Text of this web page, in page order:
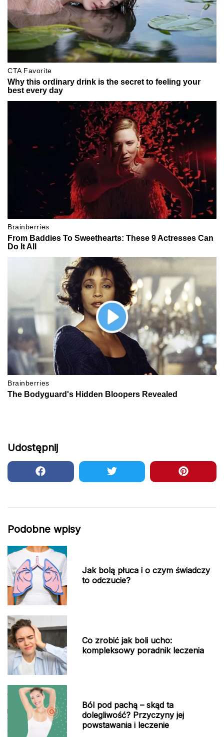
Udostępnij
Podobne wpisy
Jak bolą płuca i o czym świadczy
to odczucie?
Co zrobić jak boli ucho:
kompleksowy poradnik leczenia
Ból pod pachą – skąd ta
dolegliwość? Przyczyny jej
powstawania i leczenie